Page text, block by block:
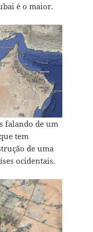
é o maior.
falando de um
tem
de uma
ocidentais.